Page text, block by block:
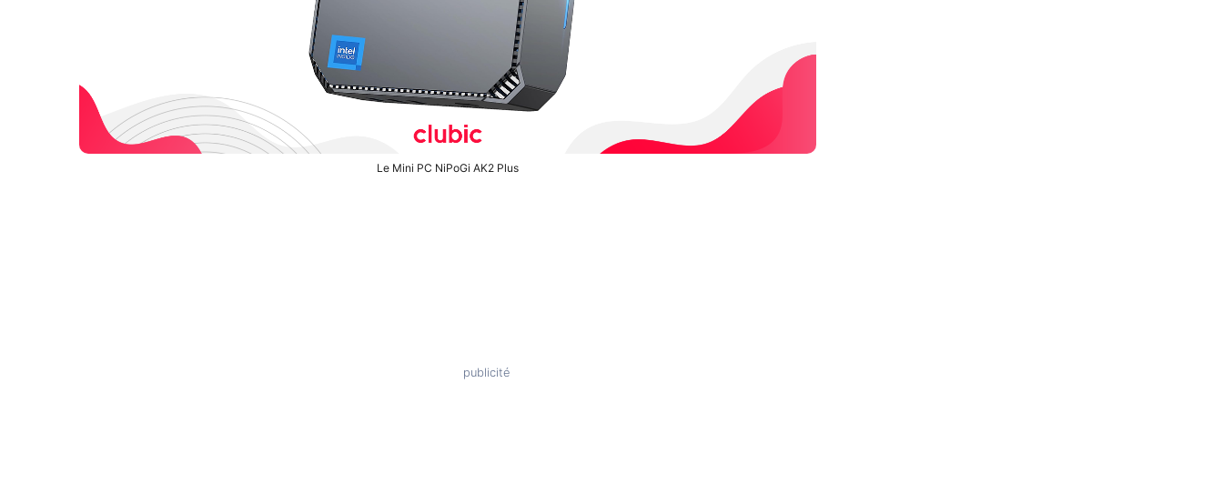
Le Mini PC NiPoGi AK2 Plus